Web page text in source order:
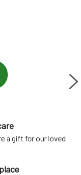
a gift for our loved